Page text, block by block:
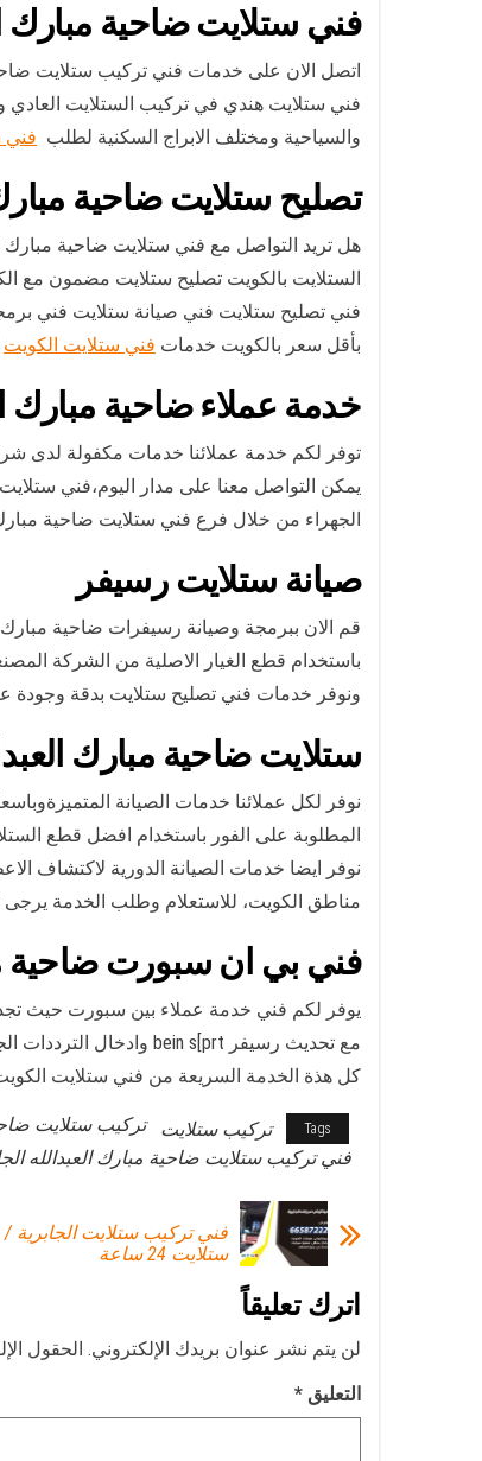
فني ستلايت ضاحية مبارك
اتصل الان على خدمات فني تركيب ستلايت ضاحية مبارك
فني ستلايت هندي في تركيب الستلايت العادي
والسياحية ومختلف الابراج السكنية لطلب فني
تصليح ستلايت ضاحية مبارك
هل تريد التواصل مع فني ستلايت ضاحية مبارك
الستلايت بالكويت تصليح ستلايت مضمون مع الكفالة
فني تصليح ستلايت فني صيانة ستلايت فني
بأقل سعر بالكويت خدمات فني ستلايت الكويت
خدمة عملاء ضاحية مبارك
توفر لكم خدمة عملائنا خدمات مكفولة لدى
يمكن التواصل معنا على مدار اليوم،فني ستلايت هندي ضاحية مبارك
الجهراء من خلال فرع فني ستلايت ضاحية مبارك
صيانة ستلايت رسيفر
قم الان ببرمجة وصيانة رسيفرات ضاحية
باستخدام قطع الغيار الاصلية من الشركة
ونوفر خدمات فني تصليح ستلايت بدقة وجودة
ستلايت ضاحية مبارك
نوفر لكل عملائنا خدمات الصيانة
المطلوبة على الفور باستخدام افضل قطع
نوفر ايضا خدمات الصيانة الدورية لاكتشاف
مناطق الكويت، للاستعلام وطلب الخدمة يرجى
فني بي ان سبورت ضاحية
يوفر لكم فني خدمة عملاء بين سبورت حيث
مع تحديث رسيفر bein s[prt وادخال الترددات الجديدة على قمر عرب سات نايل سات سهيل سات كما نوفر تركيب رسيفر بن سبورت 4k
كل هذة الخدمة السريعة من فني ستلايت
Tags تركيب ستلايت تركيب ستلايت
فني تركيب ستلايت ضاحية مبارك العبدالله
ستلايت 24 ساعة
اترك تعليقاً
لن يتم نشر عنوان بريدك الإلكتروني. الحقول
التعليق *